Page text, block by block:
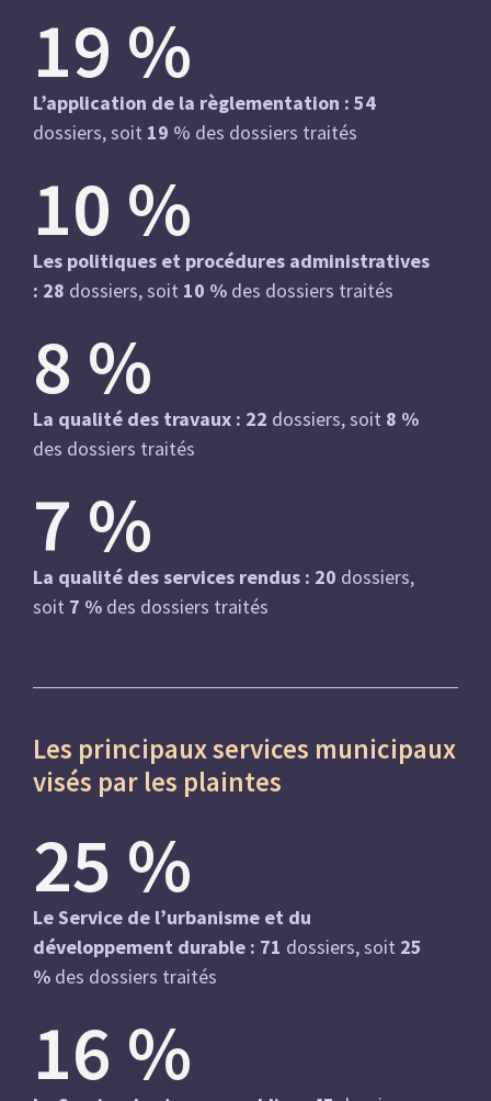
19 %
L’application de la règlementation : 54
dossiers, soit 19 % des dossiers traités
10 %
Les politiques et procédures administratives
: 28 dossiers, soit 10 % des dossiers traités
8 %
La qualité des travaux : 22 dossiers, soit 8 %
des dossiers traités
7 %
La qualité des services rendus : 20 dossiers,
soit 7 % des dossiers traités
Les principaux services municipaux
visés par les plaintes
25 %
Le Service de l’urbanisme et du
développement durable : 71 dossiers, soit 25
% des dossiers traités
16 %